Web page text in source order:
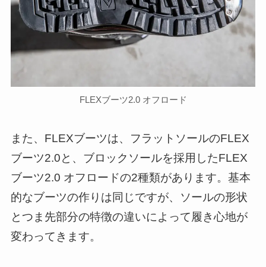
FLEXブーツ2.0 オフロード
また、FLEXブーツは、フラットソールのFLEX
ブーツ2.0と、ブロックソールを採用したFLEX
ブーツ2.0 オフロードの2種類があります。基本
的なブーツの作りは同じですが、ソールの形状
とつま先部分の特徴の違いによって履き心地が
変わってきます。